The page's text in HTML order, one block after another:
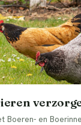
met
Boerinnenpad